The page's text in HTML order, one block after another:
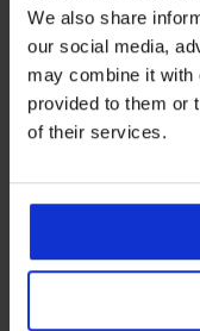
We also share
our social media,
may combine it with
provided to them or
of their services.
7PACK katoenen
Korting
11,99 € 14,99 €